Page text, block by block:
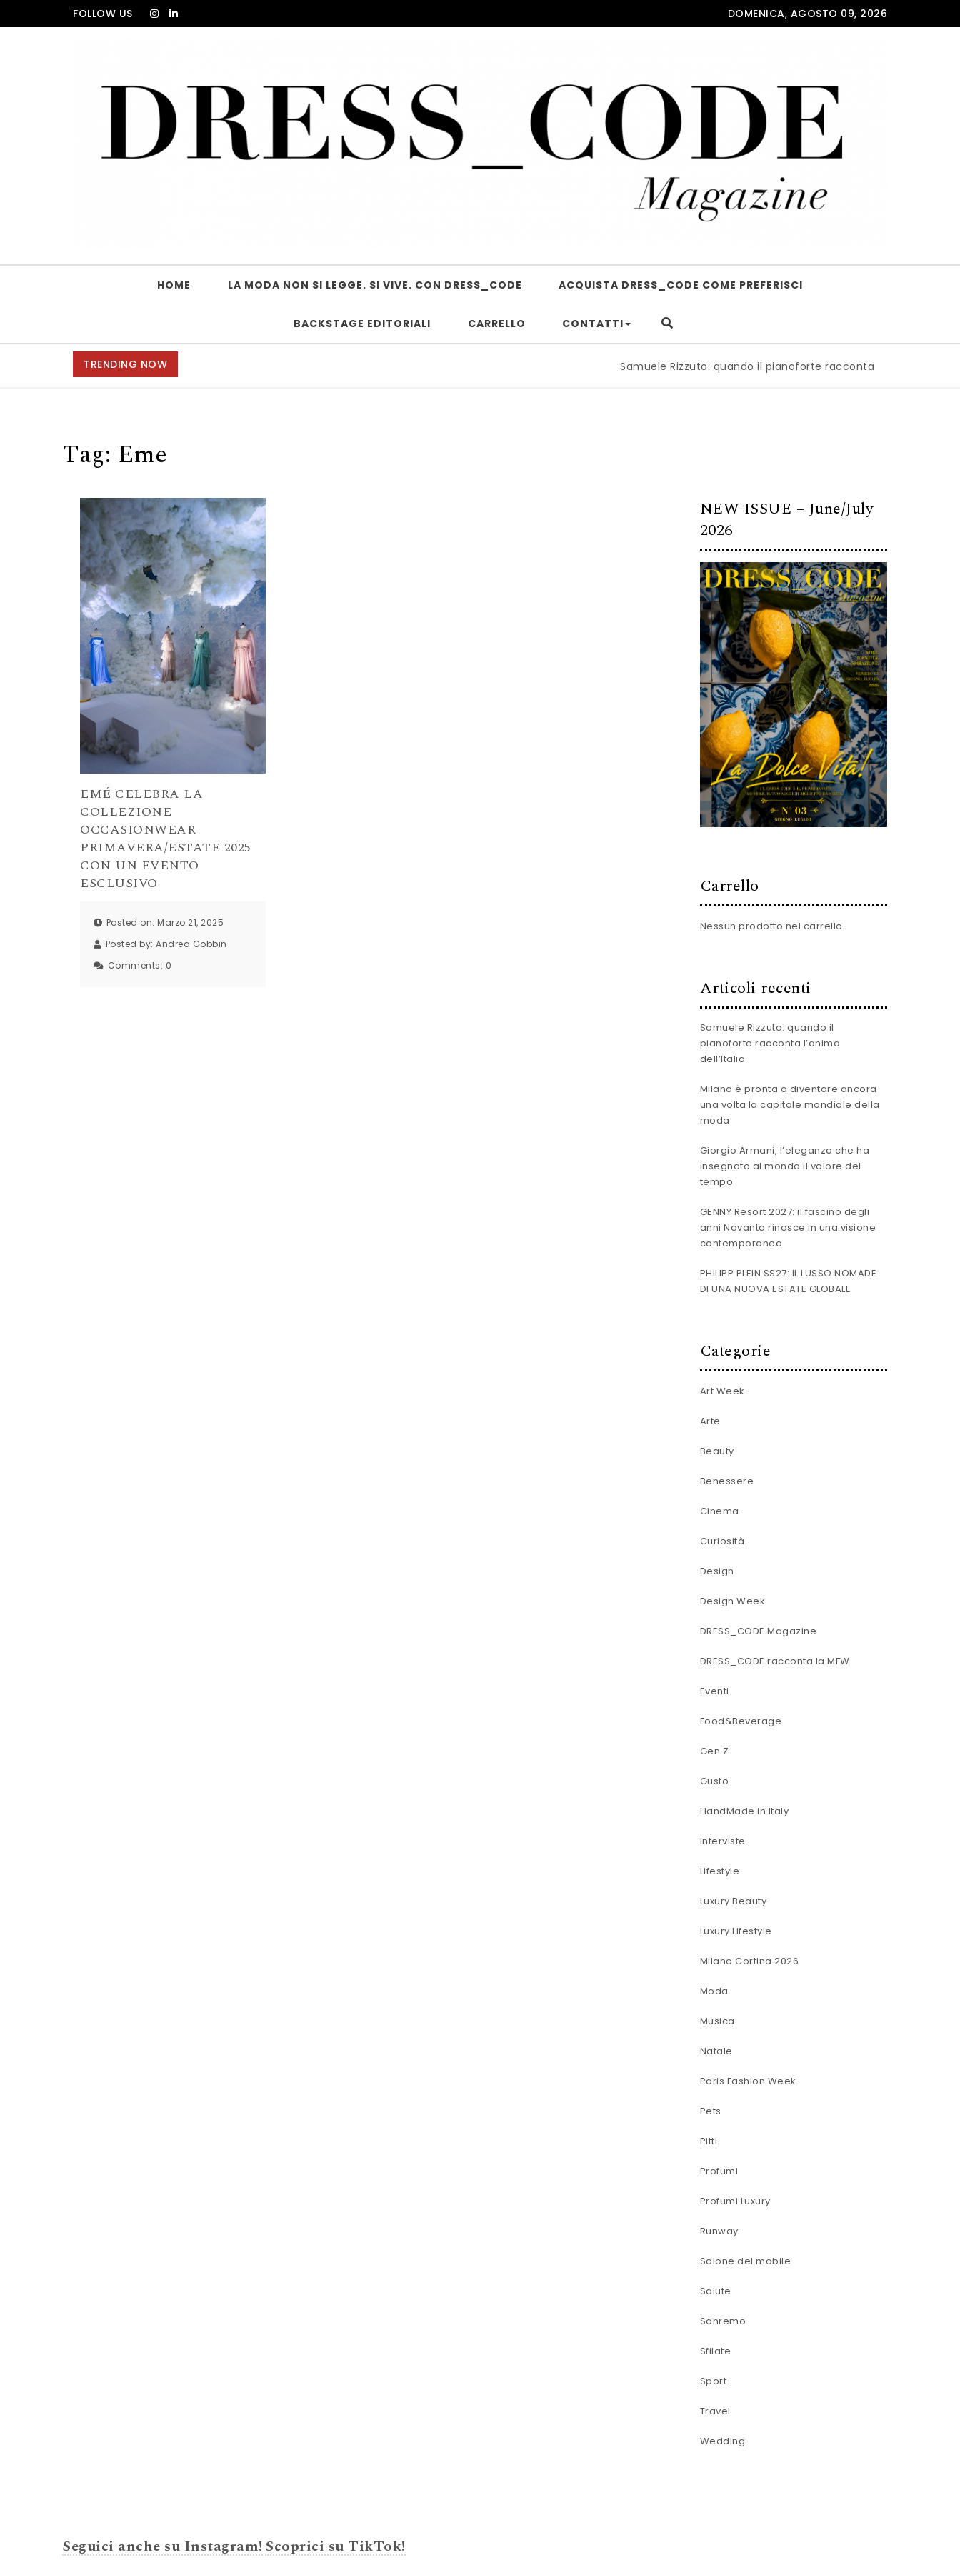
Skip to contentFOLLOW US DOMENICA, AGOSTO 09, 2026
HOME LA MODA NON SI LEGGE. SI VIVE. CON DRESS_CODE ACQUISTA DRESS_CODE COME PREFERISCI
BACKSTAGE EDITORIALI CARRELLO CONTATTI
TRENDING NOW Samuele Rizzuto: quando il pianoforte racconta l’anima dell’Italia
Tag: Eme
EMÉ CELEBRA LA
COLLEZIONE
OCCASIONWEAR
PRIMAVERA/ESTATE 2025
CON UN EVENTO
ESCLUSIVO
Posted on: Marzo 21, 2025
Posted by: Andrea Gobbin
Comments: 0
NEW ISSUE – June/July
2026
Carrello
Nessun prodotto nel carrello.
Articoli recenti
Samuele Rizzuto: quando il
pianoforte racconta l’anima
dell’Italia
Milano è pronta a diventare ancora
una volta la capitale mondiale della
moda
Giorgio Armani, l’eleganza che ha
insegnato al mondo il valore del
tempo
GENNY Resort 2027: il fascino degli
anni Novanta rinasce in una visione
contemporanea
PHILIPP PLEIN SS27: IL LUSSO NOMADE
DI UNA NUOVA ESTATE GLOBALE
Categorie
Art Week
Arte
Beauty
Benessere
Cinema
Curiosità
Design
Design Week
DRESS_CODE Magazine
DRESS_CODE racconta la MFW
Eventi
Food&Beverage
Gen Z
Gusto
HandMade in Italy
Interviste
Lifestyle
Luxury Beauty
Luxury Lifestyle
Milano Cortina 2026
Moda
Musica
Natale
Paris Fashion Week
Pets
Pitti
Profumi
Profumi Luxury
Runway
Salone del mobile
Salute
Sanremo
Sfilate
Sport
Travel
Wedding
Seguici anche su Instagram! Scoprici su TikTok!